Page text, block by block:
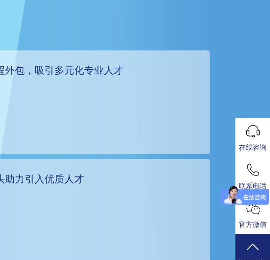
外包，吸引多元化专业人才
助力引入优质人才
在线咨询
联系电话
官方微信